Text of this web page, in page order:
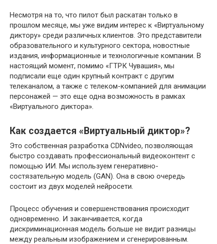
Несмотря на то, что пилот был раскатан только в
прошлом месяце, мы уже видим интерес к «Виртуальному
диктору» среди различных клиентов. Это представители
образовательного и культурного сектора, новостные
издания, информационные и технологичные компании. В
настоящий момент, помимо «ГТРК Чувашия», мы
подписали еще один крупный контракт с другим
телеканалом, а также с телеком-компанией для анимации
персонажей — это еще одна возможность в рамках
«Виртуального диктора».
Как создается «Виртуальный диктор»?
Это собственная разработка CDNvideo, позволяющая
быстро создавать профессиональный видеоконтент с
помощью ИИ. Мы используем генеративно-
состязательную модель (GAN). Она в свою очередь
состоит из двух моделей нейросети.
Процесс обучения и совершенствования происходит
одновременно. И заканчивается, когда
дискриминационная модель больше не видит разницы
между реальным изображением и сгенерированным.